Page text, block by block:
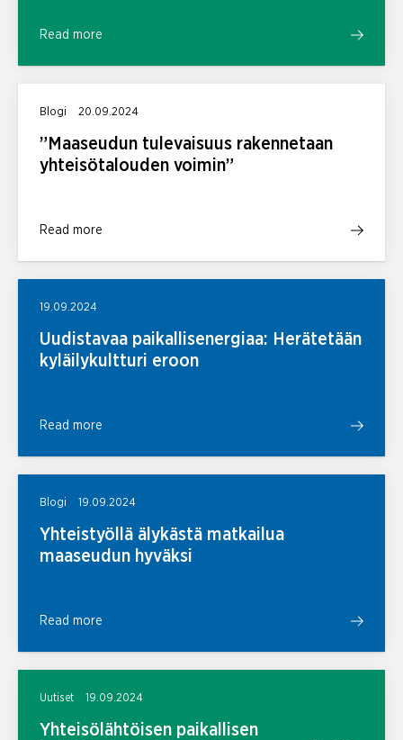
Read more
Blogi 20.09.2024
”Maaseudun tulevaisuus rakennetaan
yhteisötalouden voimin”
Read more
19.09.2024
Uudistavaa paikallisenergiaa: Herätetään
kyläilykultturi eroon
Read more
Blogi 19.09.2024
Yhteistyöllä älykästä matkailua
maaseudun hyväksi
Read more
Uutiset 19.09.2024
Yhteisölähtöisen paikallisen